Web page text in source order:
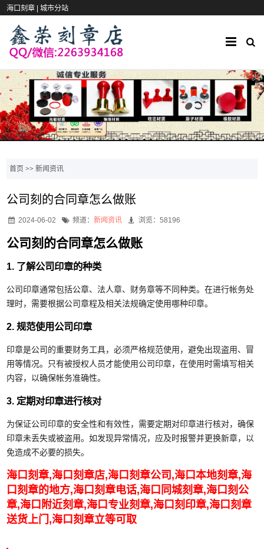
海口刻章 |城市分站
首页 >>新闻资讯
公司刻的合同章怎么做账
2024-06-02 频道： 新闻资讯 浏览：58196
公司刻的合同章怎么做账
1. 了解公司印章的种类
公司印章通常包括公章、法人章、财务章等不同种类。在进行帐务处
理时，需要根据公司章程及相关法规确定使用哪种印章。
2. 规范使用公司印章
印章是公司的重要财务工具，必须严格规范使用，避免出现盗用、冒
用等情况。只有被授权人员才能使用公司印章，在使用时需填写相关
内容，以确保帐务准确性。
3. 定期对印章进行核对
为保证公司印章的安全性和有效性，需要定期对印章进行核对，确保
印章未丢失或被盗用。如发现异常情况，应及时报警并更换新章，以
免造成不必要的损失。
海口刻章,海口刻章店,海口刻章公司,海口本地刻章,海
口刻章的地方,海口刻章电话,海口同城刻章,海口刻公
章,海口附近刻章,海口专业刻章,海口刻印章,海口刻章
送货上门,海口刻章立等可取